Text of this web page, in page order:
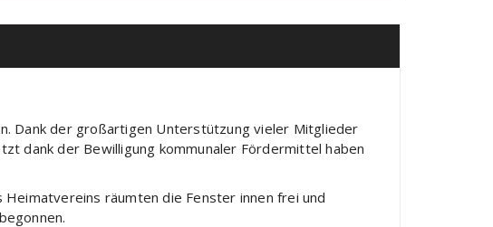
Dank der großartigen Unterstützung vieler Mitglieder
dank der Bewilligung kommunaler Fördermittel haben
räumten die Fenster innen frei und